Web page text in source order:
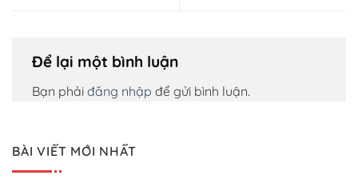
Để lại một bình luận
Bạn phải đăng nhập để gửi bình luận.
BÀI VIẾT MỚI NHẤT